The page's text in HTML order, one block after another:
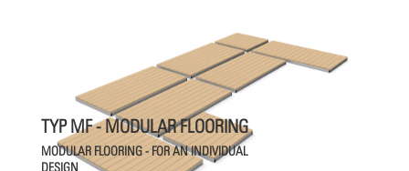
TYP MF - MODULAR FLOORING
MODULAR FLOORING - FOR AN INDIVIDUAL
DESIGN